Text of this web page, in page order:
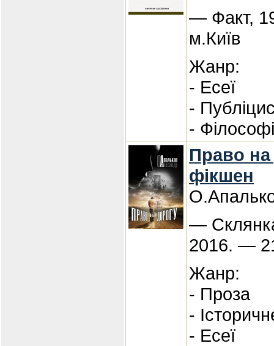
— Факт,
м.Київ
Жанр:
- Есеї
-
-
Право
фікшен
—
2016. —
Жанр:
- Проза
-
- Есеї